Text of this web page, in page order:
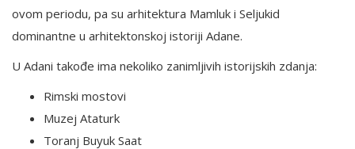
ovom periodu, pa su arhitektura Mamluk i Seljukid
dominantne u arhitektonskoj istoriji Adane.
U Adani takođe ima nekoliko zanimljivih istorijskih zdanja:
Rimski mostovi
Muzej Ataturk
Toranj Buyuk Saat